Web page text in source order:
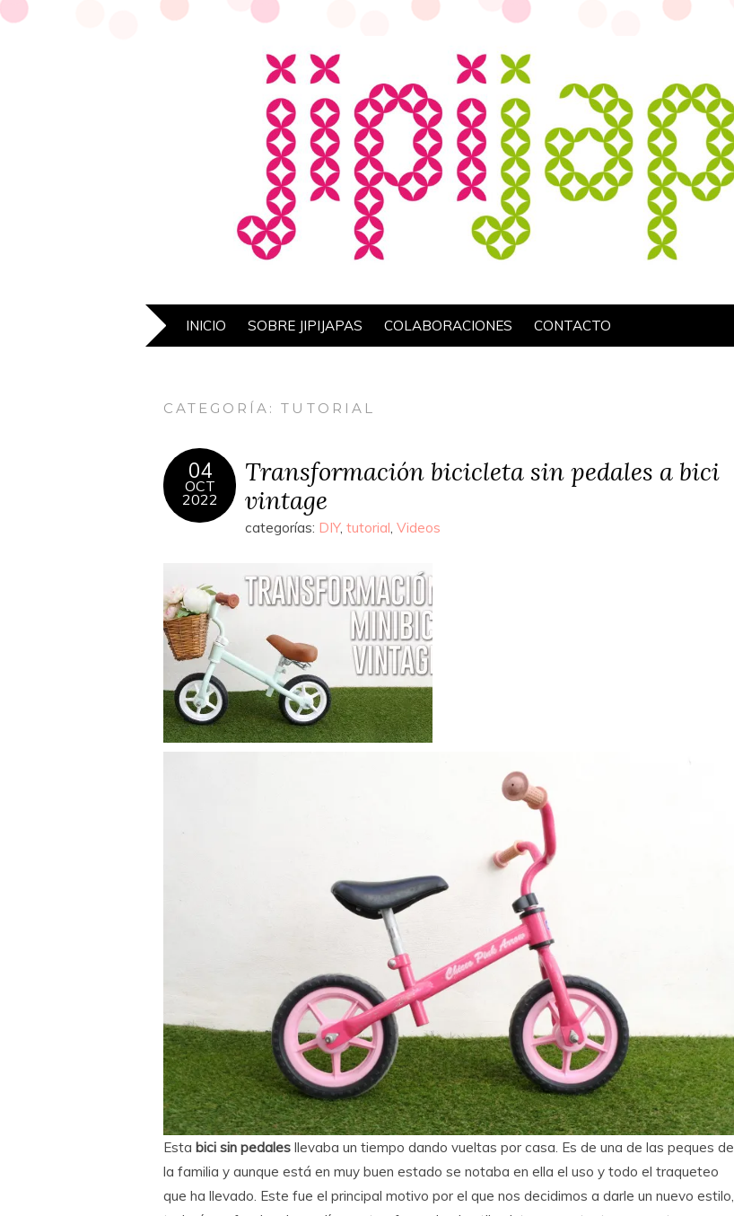
INICIO SOBRE JIPIJAPAS COLABORACIONES CONTACTO
CATEGORÍA:TUTORIAL
04
OCT
2022
Transformación bicicleta sin pedales a bici
vintage
categorías: DIY, tutorial, Videos
Esta bici sin pedales llevaba un tiempo dando vueltas por casa. Es de una de las peques de
la familia y aunque está en muy buen estado se notaba en ella el uso y todo el traqueteo
que ha llevado. Este fue el principal motivo por el que nos decidimos a darle un nuevo estilo,